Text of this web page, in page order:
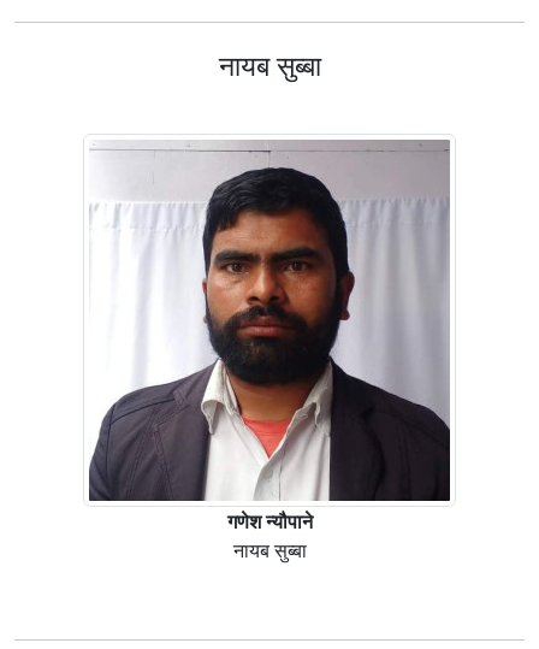
नायब सुब्बा
गणेश न्यौपाने
नायब सुब्बा